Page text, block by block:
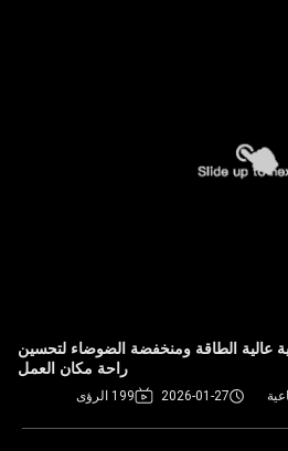
عالية الطاقة ومنخفضة الضوضاء لتحسين
راحة مكان العمل
2026-01-27 199 الرؤى